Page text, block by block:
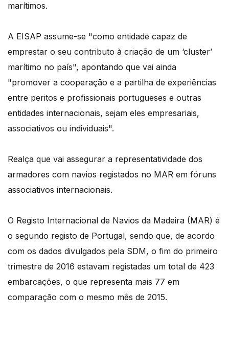
marítimos.
A EISAP assume-se "como entidade capaz de
emprestar o seu contributo à criação de um ‘cluster’
marítimo no país", apontando que vai ainda
"promover a cooperação e a partilha de experiências
entre peritos e profissionais portugueses e outras
entidades internacionais, sejam eles empresariais,
associativos ou individuais".
Realça que vai assegurar a representatividade dos
armadores com navios registados no MAR em fóruns
associativos internacionais.
O Registo Internacional de Navios da Madeira (MAR) é
o segundo registo de Portugal, sendo que, de acordo
com os dados divulgados pela SDM, o fim do primeiro
trimestre de 2016 estavam registadas um total de 423
embarcações, o que representa mais 77 em
comparação com o mesmo mês de 2015.